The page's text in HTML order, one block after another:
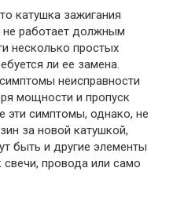
катушка зажигания
работает должным
несколько простых
ли ее замена.
неисправности
мощности и пропуск
эти симптомы, однако, не
за новой катушкой,
быть и другие элементы
свечи, провода или само